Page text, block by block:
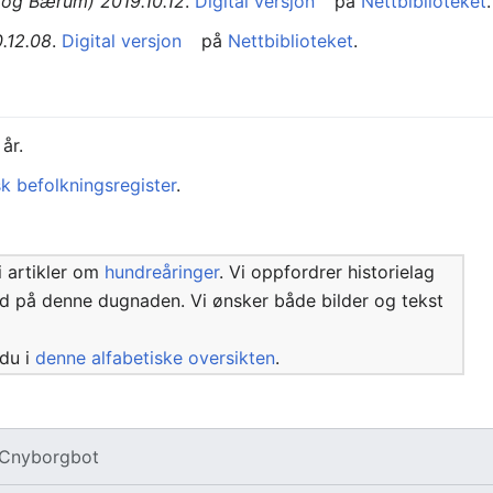
. Digital versjon på Nettbiblioteket.
befolkningsregister.
artikler om hundreåringer. Vi oppfordrer historielag
på denne dugnaden. Vi ønsker både bilder og tekst
idenne alfabetiske oversikten.